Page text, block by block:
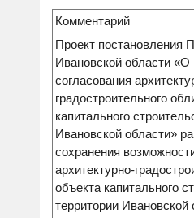
Комментарий
Проект постановления
Ивановской области «О
согласования
градостроительного
капитального
Ивановской области»
сохранения
архитектурно-
объекта капитального
территории Ивановской